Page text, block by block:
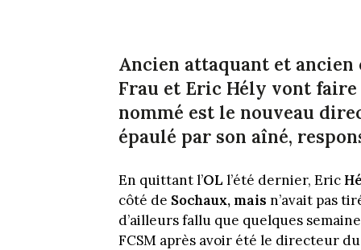
Ancien attaquant et ancien
Frau et Eric Hély vont
nommé est le nouveau
épaulé par son aîné,
En quittant l’OL l’été dernier, Eric
côté de Sochaux, mais n’avait pas
d’ailleurs fallu que quelques
FCSM après avoir été le directeur